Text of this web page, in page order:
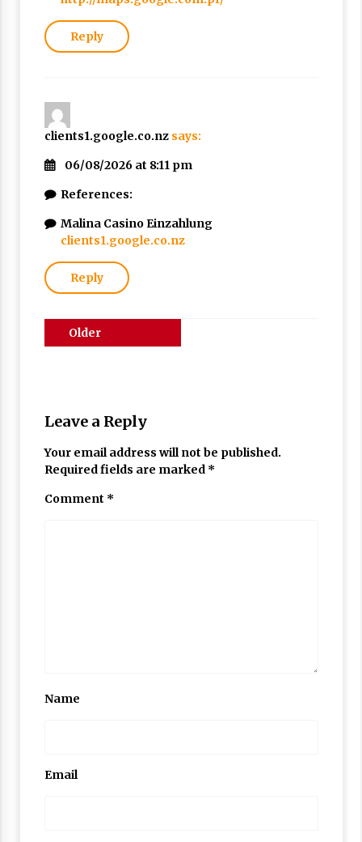
Reply
clients1.google.co.nz says:
06/08/2026 at 8:11 pm
References:
Malina Casino Einzahlung
clients1.google.co.nz
Reply
Comments
Older
Leave a Reply
Your email address will not be published.
Required fields are marked *
Comment *
Name
Email